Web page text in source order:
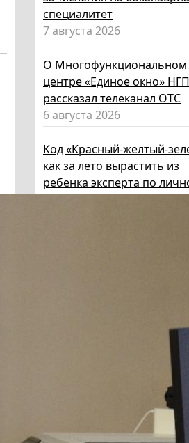
специалитет
7 августа 2026
О Многофункциональном
центре «Единое окно»
рассказал телеканал ОТС
6 августа 2026
Код «Красный-желтый-
как за лето вырастить из
ребенка эксперта по
выбрать «умные» очки и
Директор ИИГСО НГПУ:
региональный компонент
«Россия – мои горизонты»
поможет школьникам с
выбором актуальной
5 августа 2026